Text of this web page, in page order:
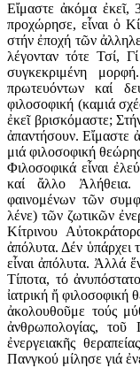
Εἴμαστε ἀκόμα ἐκεῖ,
προχώρησε, εἶναι ὁ
στήν ἐποχή τῶν
λέγονταν τότε Τσί,
συγκεκριμένη
πρωτευόντων καί
φιλοσοφική (καμιά
ἐκεῖ βρισκόμαστε;
ἀπαντήσουν. Εἴμαστε
μιά φιλοσοφική
Φιλοσοφικά εἶναι
καί ἄλλο
φαινομένων τῶν
λένε) τῶν ζωτικῶν
Κίτρινου
ἀπόλυτα. Δέν ὑπάρχει
εἶναι ἀπόλυτα. Ἀλλά
Τίποτα, τό
ἰατρική ἤ φιλοσοφική
ἀκολουθοῦμε τούς
ἀνθρωπολογίας,
ἐνεργειακῆς
Πανγκού μίλησε γιά